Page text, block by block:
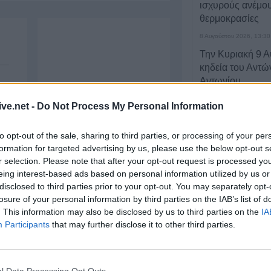
- Do Not Process My Personal Information
opt-out of the sale, sharing to third parties, or processing of your
for targeted advertising by us, please use the below opt-out
selection. Please note that after your opt-out request is processed
interest-based ads based on personal information utilized by us
to third parties prior to your opt-out. You may separately
of your personal information by third parties on the IAB’s list of
This information may also be disclosed by us to third parties on the
Participants that may further disclose it to other third parties.
–
ισχυρούς
θερμοκρασίες
8 Αυγούστου 2026, 13:30
Την Κυριακή 9
κηδεία του
Αντωνίου
Σαββάτου (8/8)
8 Αυγούστου 2026, 12:34
Λυκαβηττός:
προχωρημένη
κοντά στους
8 Αυγούστου 2026, 12:26